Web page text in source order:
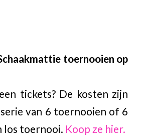
toernooien op
tickets? De kosten zijn
van 6 toernooien of 6
los toernooi. Koop ze hier.